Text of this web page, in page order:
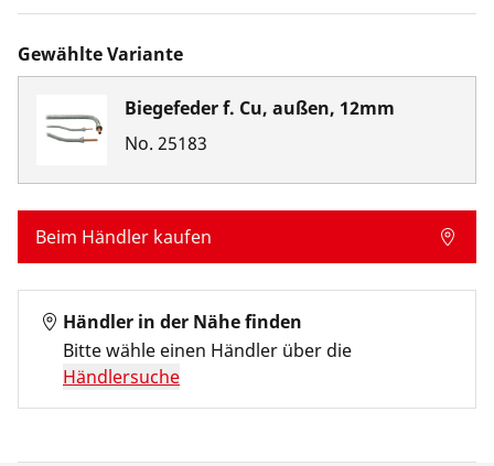
Gewählte Variante
Biegefeder f. Cu, außen, 12mm
No. 25183
Beim Händler kaufen
Händler in der Nähe finden
Bitte wähle einen Händler über die
Händlersuche